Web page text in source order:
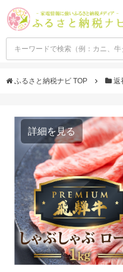
ふるさと納税ナビ TOP 返
詳細を見る